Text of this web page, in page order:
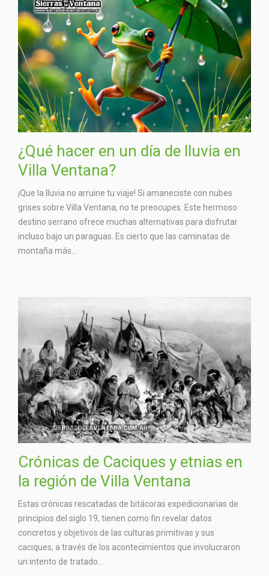
¿Qué hacer en un día de lluvia en
Villa Ventana?
¡Que la lluvia no arruine tu viaje! Si amaneciste con nubes
grises sobre Villa Ventana, no te preocupes. Este hermoso
destino serrano ofrece muchas alternativas para disfrutar
incluso bajo un paraguas. Es cierto que las caminatas de
montaña más...
Crónicas de Caciques y etnias en
la región de Villa Ventana
Estas crónicas rescatadas de bitácoras expedicionarias de
principios del siglo 19, tienen como fin revelar datos
concretos y objetivos de las culturas primitivas y sus
caciques, a través de los acontecimientos que involucraron
un intento de tratado...